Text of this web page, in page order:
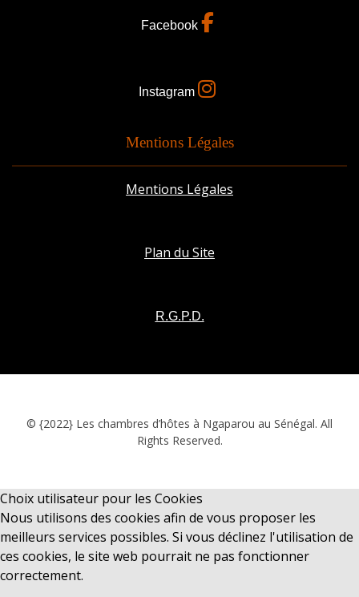
Facebook
Instagram
Mentions Légales
Mentions Légales
Plan du Site
R.G.P.D.
© {2022} Les chambres d’hôtes à Ngaparou au Sénégal. All
Rights Reserved.
Choix utilisateur pour les Cookies
Nous utilisons des cookies afin de vous proposer les
meilleurs services possibles. Si vous déclinez l'utilisation de
ces cookies, le site web pourrait ne pas fonctionner
correctement.